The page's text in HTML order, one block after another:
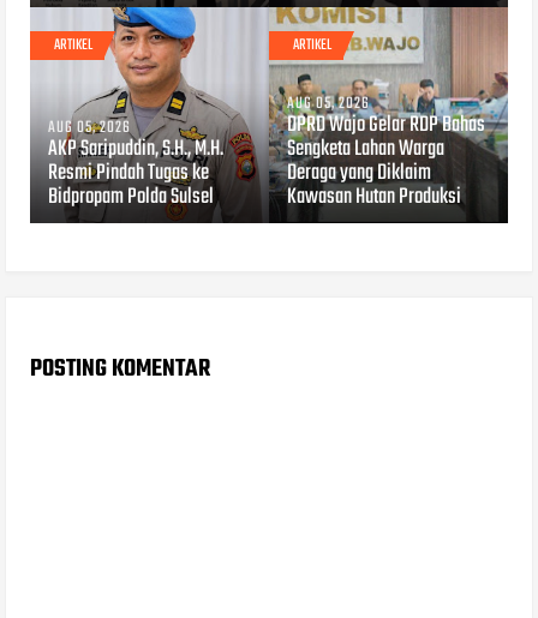
ARTIKEL
AUG 05, 2026
AKP Saripuddin, S.H., M.H.
Resmi Pindah Tugas ke
Bidpropam Polda Sulsel
ARTIKEL
AUG 05, 2026
DPRD Wajo Gelar RDP Bahas
Sengketa Lahan Warga
Deraga yang Diklaim
Kawasan Hutan Produksi
POSTING KOMENTAR